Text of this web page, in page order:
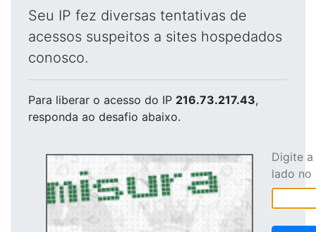
Seu IP fez diversas tentativas de
acessos suspeitos a sites hospedados
conosco.
Para liberar o acesso do IP 216.73.217.43,
responda ao desafio abaixo.
Digite
lado no